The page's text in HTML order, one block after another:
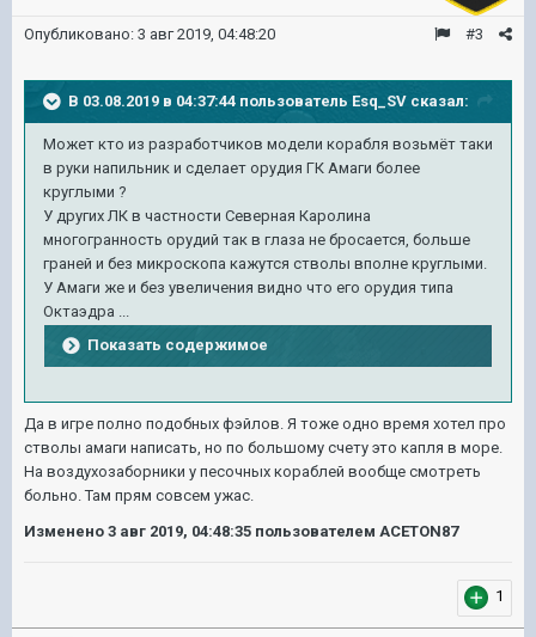
#3
Опубликовано: 3 авг 2019, 04:48:20
В 03.08.2019 в 04:37:44 пользователь Esq_SV сказал:
Может кто из разработчиков модели корабля возьмёт таки
в руки напильник и сделает орудия ГК Амаги более
круглыми ?
У других ЛК в частности Северная Каролина
многогранность орудий так в глаза не бросается, больше
граней и без микроскопа кажутся стволы вполне круглыми.
У Амаги же и без увеличения видно что его орудия типа
Октаэдра ...
Показать содержимое
Да в игре полно подобных фэйлов. Я тоже одно время хотел про
стволы амаги написать, но по большому счету это капля в море.
На воздухозаборники у песочных кораблей вообще смотреть
больно. Там прям совсем ужас.
Изменено 3 авг 2019, 04:48:35 пользователем ACETON87
1